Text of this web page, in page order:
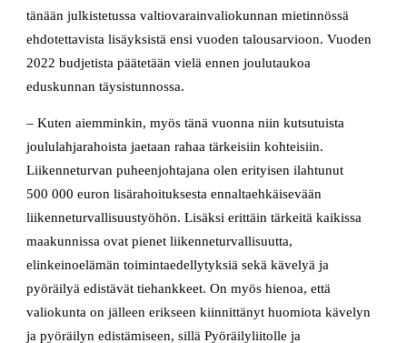
tänään julkistetussa valtiovarainvaliokunnan mietinnössä
ehdotettavista lisäyksistä ensi vuoden talousarvioon. Vuoden
2022 budjetista päätetään vielä ennen joulutaukoa
eduskunnan täysistunnossa.
– Kuten aiemminkin, myös tänä vuonna niin kutsutuista
joululahjarahoista jaetaan rahaa tärkeisiin kohteisiin.
Liikenneturvan puheenjohtajana olen erityisen ilahtunut
500 000 euron lisärahoituksesta ennaltaehkäisevään
liikenneturvallisuustyöhön. Lisäksi erittäin tärkeitä kaikissa
maakunnissa ovat pienet liikenneturvallisuutta,
elinkeinoelämän toimintaedellytyksiä sekä kävelyä ja
pyöräilyä edistävät tiehankkeet. On myös hienoa, että
valiokunta on jälleen erikseen kiinnittänyt huomiota kävelyn
ja pyöräilyn edistämiseen, sillä Pyöräilyliitolle ja